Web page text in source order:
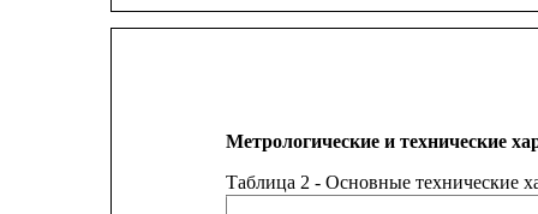
Метрологические и технические
Таблица 2 - Основные технические